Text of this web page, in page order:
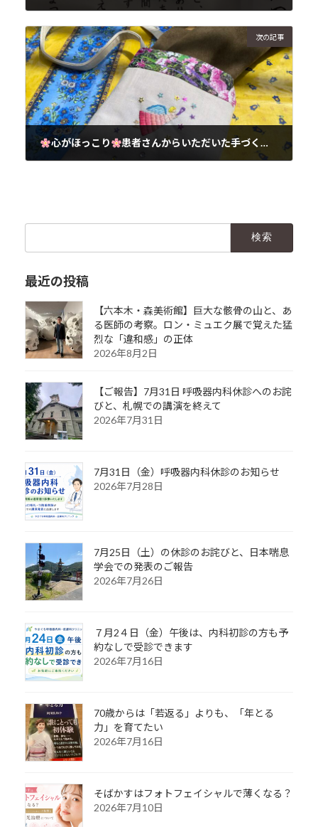
次の記事
心がほっこり 患者さんからいただいた手づくりポシェット
最近の投稿
【六本木・森美術館】巨大な骸骨の山と、あ
る医師の考察。ロン・ミュエク展で覚えた猛
烈な「違和感」の正体
2026年8月2日
【ご報告】7月31日 呼吸器内科休診へのお詫
びと、札幌での講演を終えて
2026年7月31日
7月31日（金）呼吸器内科休診のお知らせ
2026年7月28日
7月25日（土）の休診のお詫びと、日本喘息
学会での発表のご報告
2026年7月26日
７月2４日（金）午後は、内科初診の方も予
約なしで受診できます
2026年7月16日
70歳からは「若返る」よりも、「年とる
力」を育てたい
2026年7月16日
そばかすはフォトフェイシャルで薄くなる？
2026年7月10日